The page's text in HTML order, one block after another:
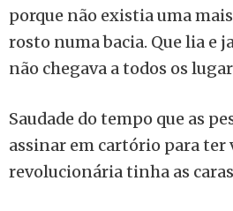
porque não existia uma
rosto numa bacia. Que lia e
não chegava a todos os
Saudade do tempo que as
assinar em cartório para ter
revolucionária tinha as